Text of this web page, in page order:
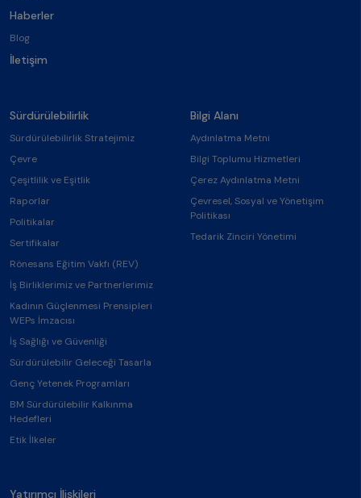
Haberler
Blog
İletişim
Sürdürülebilirlik
Sürdürülebilirlik Stratejimiz
Çevre
Çeşitlilik ve Eşitlik
Raporlar
Politikalar
Sertifikalar
Rönesans Eğitim Vakfı (REV)
İş Birliklerimiz ve Partnerlerimiz
Kadının Güçlenmesi Prensipleri
WEPs İmzacısı
İş Sağlığı ve Güvenliği
Sürdürülebilir Geleceği Tasarla
Genç Yetenek Programları
BM Sürdürülebilir Kalkınma
Hedefleri
Etik İlkeler
Bilgi Alanı
Aydınlatma Metni
Bilgi Toplumu Hizmetleri
Çerez Aydınlatma Metni
Çevresel, Sosyal ve Yönetişim
Politikası
Tedarik Zinciri Yönetimi
Yatırımcı İlişkileri